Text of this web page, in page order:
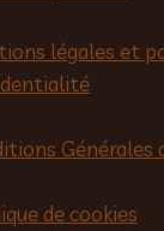
légales et
Générales
de cookies